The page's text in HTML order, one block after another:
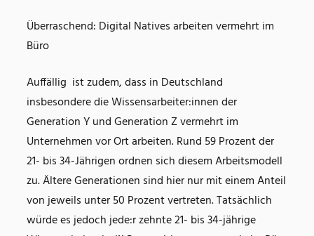
Überraschend: Digital Natives arbeiten vermehrt im
Büro
Auffällig ist zudem, dass in Deutschland
insbesondere die Wissensarbeiter:innen der
Generation Y und Generation Z vermehrt im
Unternehmen vor Ort arbeiten. Rund 59 Prozent der
21- bis 34-Jährigen ordnen sich diesem Arbeitsmodell
zu. Ältere Generationen sind hier nur mit einem Anteil
von jeweils unter 50 Prozent vertreten. Tatsächlich
würde es jedoch jede:r zehnte 21- bis 34-jährige